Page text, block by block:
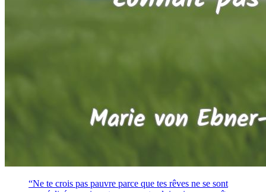
“Ne te crois pas pauvre parce que tes rêves ne se sont